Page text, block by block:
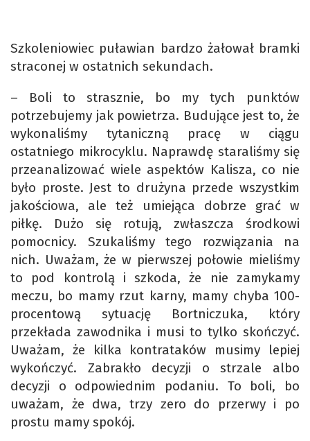
Szkoleniowiec puławian bardzo żałował bramki
straconej w ostatnich sekundach.
– Boli to strasznie, bo my tych punktów
potrzebujemy jak powietrza. Budujące jest to, że
wykonaliśmy tytaniczną pracę w ciągu
ostatniego mikrocyklu. Naprawdę staraliśmy się
przeanalizować wiele aspektów Kalisza, co nie
było proste. Jest to drużyna przede wszystkim
jakościowa, ale też umiejąca dobrze grać w
piłkę. Dużo się rotują, zwłaszcza środkowi
pomocnicy. Szukaliśmy tego rozwiązania na
nich. Uważam, że w pierwszej połowie mieliśmy
to pod kontrolą i szkoda, że nie zamykamy
meczu, bo mamy rzut karny, mamy chyba 100-
procentową sytuację Bortniczuka, który
przekłada zawodnika i musi to tylko skończyć.
Uważam, że kilka kontrataków musimy lepiej
wykończyć. Zabrakło decyzji o strzale albo
decyzji o odpowiednim podaniu. To boli, bo
uważam, że dwa, trzy zero do przerwy i po
prostu mamy spokój.